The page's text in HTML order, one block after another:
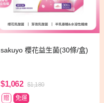
sakuyo 櫻花益生菌(30條/盒)
$1,062 $1,180
贈
免運